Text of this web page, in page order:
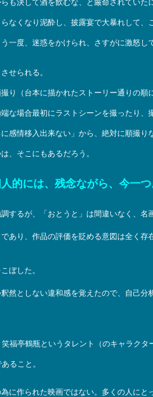
も決して酒を飲むな、と厳命されていた
なくなり泥酔し、披露宴で大暴れして、
一度、迷惑をかけられ、さすがに激怒し
せられる。
り（台本に描かれたストーリー通りの順
な場合最初にラストシーンを撮ったり、
感情移入出来ない」から、絶対に順撮り
、そこにもあるだろう。
的には、残念ながら、今一つ
するが、「おとうと」は間違いなく、名
あり、作品の評価を貶める意図は全く存
ぼした。
然としない違和感を覚えたので、自己分
福亭鶴瓶というタレント（のキャラクタ
ること。
に作られた映画ではない。多くの人に